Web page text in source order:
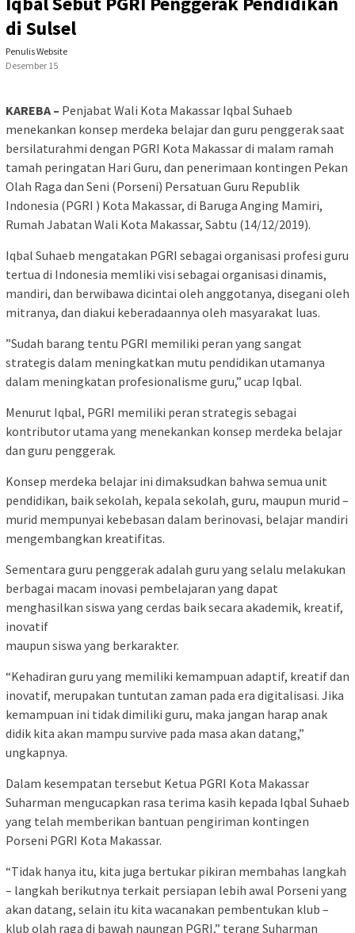
di Sulsel
Penulis Website
Desember 15
KAREBA – Penjabat Wali Kota Makassar Iqbal Suhaeb
menekankan konsep merdeka belajar dan guru penggerak saat
bersilaturahmi dengan PGRI Kota Makassar di malam ramah
tamah peringatan Hari Guru, dan penerimaan kontingen Pekan
Olah Raga dan Seni (Porseni) Persatuan Guru Republik
Indonesia (PGRI ) Kota Makassar, di Baruga Anging Mamiri,
Rumah Jabatan Wali Kota Makassar, Sabtu (14/12/2019).
Iqbal Suhaeb mengatakan PGRI sebagai organisasi profesi guru
tertua di Indonesia memliki visi sebagai organisasi dinamis,
mandiri, dan berwibawa dicintai oleh anggotanya, disegani oleh
mitranya, dan diakui keberadaannya oleh masyarakat luas.
”Sudah barang tentu PGRI memiliki peran yang sangat
strategis dalam meningkatkan mutu pendidikan utamanya
dalam meningkatan profesionalisme guru,” ucap Iqbal.
Menurut Iqbal, PGRI memiliki peran strategis sebagai
kontributor utama yang menekankan konsep merdeka belajar
dan guru penggerak.
Konsep merdeka belajar ini dimaksudkan bahwa semua unit
pendidikan, baik sekolah, kepala sekolah, guru, maupun murid –
murid mempunyai kebebasan dalam berinovasi, belajar mandiri
mengembangkan kreatifitas.
Sementara guru penggerak adalah guru yang selalu melakukan
berbagai macam inovasi pembelajaran yang dapat
menghasilkan siswa yang cerdas baik secara akademik, kreatif,
inovatif
maupun siswa yang berkarakter.
“Kehadiran guru yang memiliki kemampuan adaptif, kreatif dan
inovatif, merupakan tuntutan zaman pada era digitalisasi. Jika
kemampuan ini tidak dimiliki guru, maka jangan harap anak
didik kita akan mampu survive pada masa akan datang,”
ungkapnya.
Dalam kesempatan tersebut Ketua PGRI Kota Makassar
Suharman mengucapkan rasa terima kasih kepada Iqbal Suhaeb
yang telah memberikan bantuan pengiriman kontingen
Porseni PGRI Kota Makassar.
“Tidak hanya itu, kita juga bertukar pikiran membahas langkah
– langkah berikutnya terkait persiapan lebih awal Porseni yang
akan datang, selain itu kita wacanakan pembentukan klub –
klub olah raga di bawah naungan PGRI,” terang Suharman